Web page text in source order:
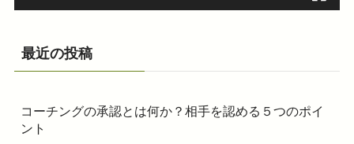
最近の投稿
コーチングの承認とは何か？相手を認める５つのポイ
ント